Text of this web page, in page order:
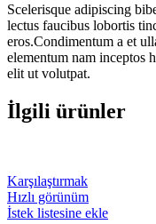
Scelerisque adipiscing
lectus faucibus lobortis
eros.Condimentum a et
elementum nam inceptos
elit ut volutpat.
İlgili ürünler
Karşılaştırmak
Hızlı görünüm
İstek listesine ekle